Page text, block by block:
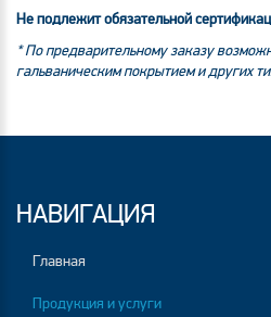
Не подлежит обязательной
* По предварительному заказу
гальваническим покрытием и других
НАВИГАЦИЯ
Главная
Продукция и услуги